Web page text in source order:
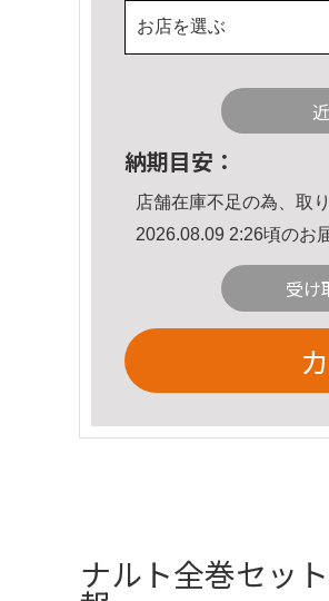
お店を選ぶ
納期目安：
店舗在庫不足の為、取
2026.08.09 2:26頃のお
受け
ナルト全巻セッ